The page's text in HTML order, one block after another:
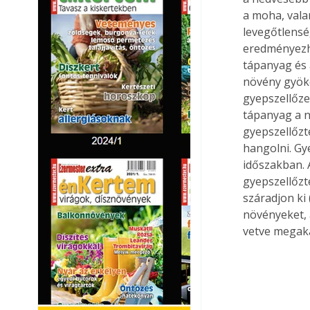
a moha,
tápanyag és
növény
tápanyag a
hangolni.
időszakban.
száradjon ki
vetve